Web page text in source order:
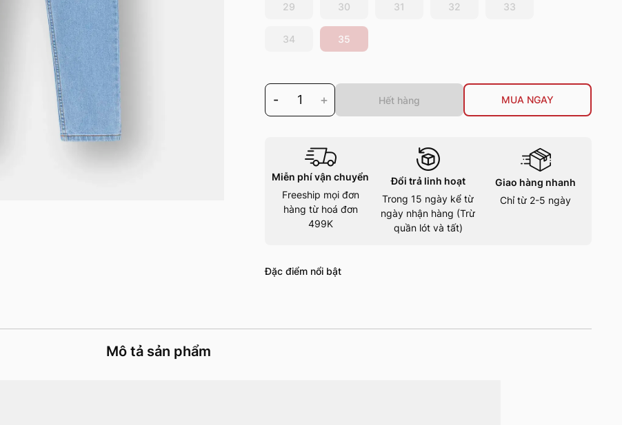
29 30 31 32 33
34 35
- 1 + Hết hàng MUA NGAY
Miễn phí vận chuyển
Freeship mọi đơn
hàng từ hoá đơn
499K
Đổi trả linh hoạt
Trong 15 ngày kể từ
ngày nhận hàng (Trừ
quần lót và tất)
Giao hàng nhanh
Chỉ từ 2-5 ngày
Đặc điểm nổi bật
Mô tả sản phẩm